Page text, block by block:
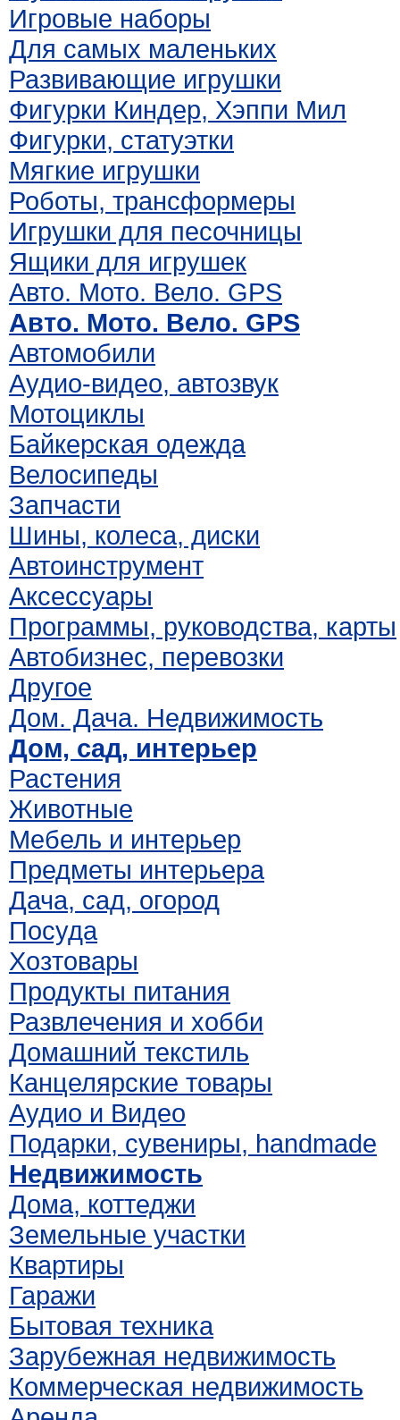
Игровые наборы
Для самых маленьких
Развивающие игрушки
Фигурки Киндер, Хэппи Мил
Фигурки, статуэтки
Мягкие игрушки
Роботы, трансформеры
Игрушки для песочницы
Ящики для игрушек
Авто. Мото. Вело. GPS
Авто. Мото. Вело. GPS
Автомобили
Аудио-видео, автозвук
Мотоциклы
Байкерская одежда
Велосипеды
Запчасти
Шины, колеса, диски
Автоинструмент
Аксессуары
Программы, руководства, карты
Автобизнес, перевозки
Другое
Дом. Дача. Недвижимость
Дом, сад, интерьер
Растения
Животные
Мебель и интерьер
Предметы интерьера
Дача, сад, огород
Посуда
Хозтовары
Продукты питания
Развлечения и хобби
Домашний текстиль
Канцелярские товары
Аудио и Видео
Подарки, сувениры, handmade
Недвижимость
Дома, коттеджи
Земельные участки
Квартиры
Гаражи
Бытовая техника
Зарубежная недвижимость
Коммерческая недвижимость